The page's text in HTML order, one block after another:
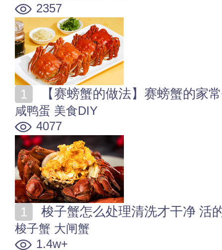
2357
【赛螃蟹的做法】赛螃蟹的家
咸鸭蛋 美食DIY
4077
梭子蟹怎么处理清洗才干净 活
梭子蟹 大闸蟹
1.4w+